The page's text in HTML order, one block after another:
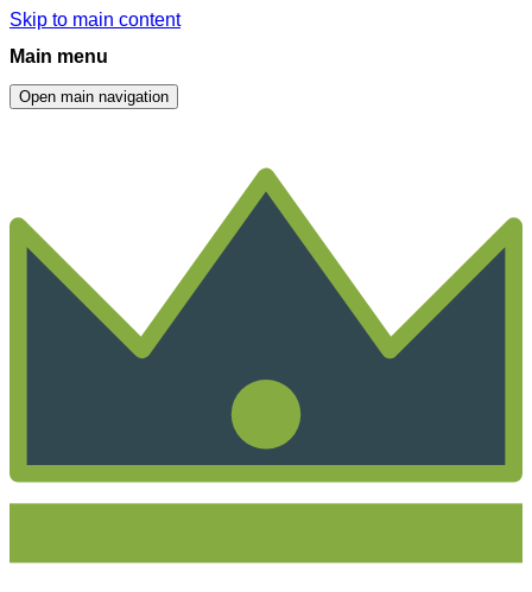
Skip to main content
Main menu
Open main navigation